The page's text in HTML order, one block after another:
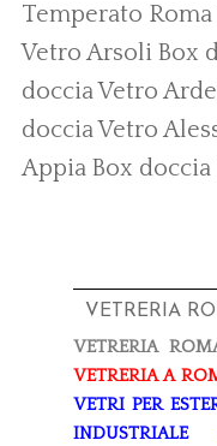
Temperato Roma
Vetro Arsoli Box
doccia Vetro
doccia Vetro
Appia Box
VETRERIA
VETRERIA
VETRERIA A
VETRI PER
INDUSTRIALE